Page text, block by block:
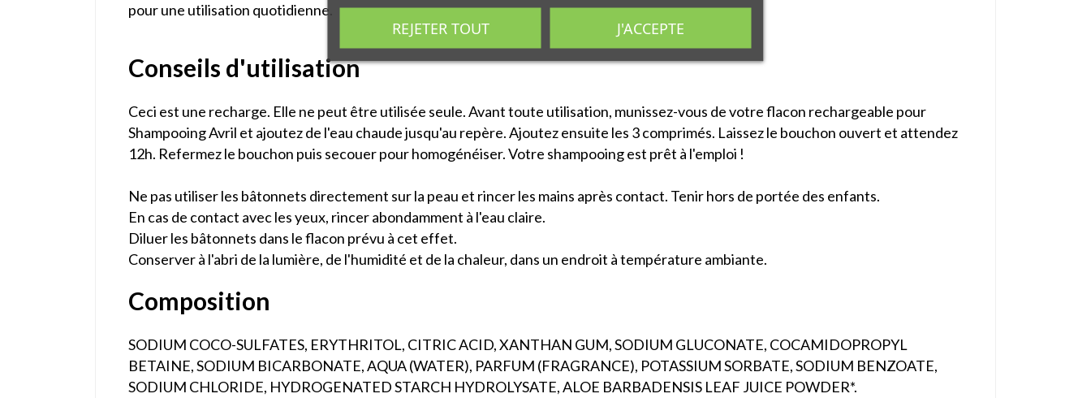
pour une utilisation quotidienne.
Conseils d'utilisation
Ceci est une recharge. Elle ne peut être utilisée seule. Avant toute utilisation, munissez-vous de votre flacon rechargeable pour
Shampooing Avril et ajoutez de l'eau chaude jusqu'au repère. Ajoutez ensuite les 3 comprimés. Laissez le bouchon ouvert et attendez
12h. Refermez le bouchon puis secouer pour homogénéiser. Votre shampooing est prêt à l'emploi !
Ne pas utiliser les bâtonnets directement sur la peau et rincer les mains après contact. Tenir hors de portée des enfants.
En cas de contact avec les yeux, rincer abondamment à l'eau claire.
Diluer les bâtonnets dans le flacon prévu à cet effet.
Conserver à l'abri de la lumière, de l'humidité et de la chaleur, dans un endroit à température ambiante.
Composition
SODIUM COCO-SULFATES, ERYTHRITOL, CITRIC ACID, XANTHAN GUM, SODIUM GLUCONATE, COCAMIDOPROPYL
BETAINE, SODIUM BICARBONATE, AQUA (WATER), PARFUM (FRAGRANCE), POTASSIUM SORBATE, SODIUM BENZOATE,
SODIUM CHLORIDE, HYDROGENATED STARCH HYDROLYSATE, ALOE BARBADENSIS LEAF JUICE POWDER*.
REJETER TOUT J'ACCEPTE